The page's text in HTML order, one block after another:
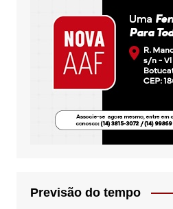
Previsão do tempo